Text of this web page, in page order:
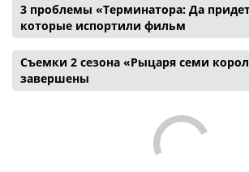
3 проблемы «Терминатора: Да
которые испортили фильм
Съемки 2 сезона «Рыцаря семи
завершены